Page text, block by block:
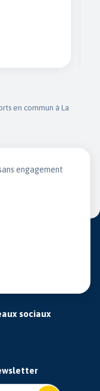
en commun à La
engagement
sociaux